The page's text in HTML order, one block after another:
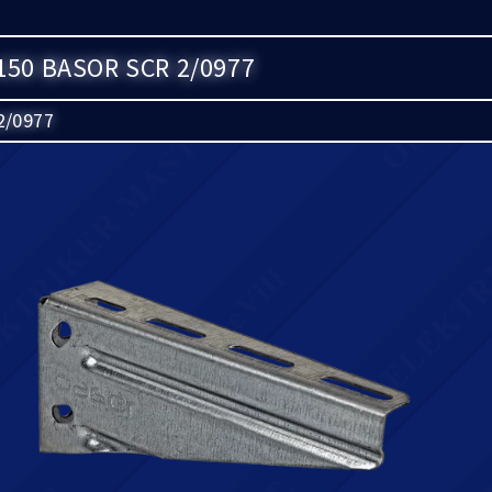
BASOR SCR 2/0977
0977